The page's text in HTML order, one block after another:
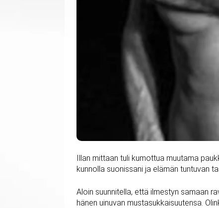
Illan mittaan tuli kumottua muutama
kunnolla suonissani ja elämän tuntuvan
Aloin suunnitella, että ilmestyn samaan
hänen uinuvan mustasukkaisuutensa.